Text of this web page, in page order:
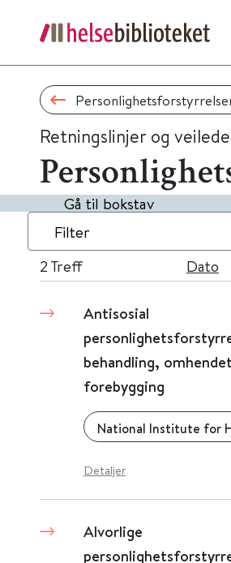
Retningslinjer og
Gå til bokstav
Filter
2 Treff Dato
Antisosial
behandling,
forebygging
Detaljer
Alvorlige